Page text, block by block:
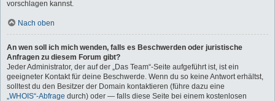
vorschlagen kannst.
Nach oben
An wen soll ich mich wenden, falls es Beschwerden oder juristische
Anfragen zu diesem Forum gibt?
Jeder Administrator, der auf der „Das Team“-Seite aufgeführt ist, ist ein
geeigneter Kontakt für deine Beschwerde. Wenn du so keine Antwort erhältst,
solltest du den Besitzer der Domain kontaktieren (führe dazu eine
„WHOIS“-Abfrage durch) oder — falls diese Seite bei einem kostenlosen